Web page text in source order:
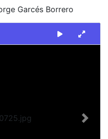
Garcés Borrero
Next